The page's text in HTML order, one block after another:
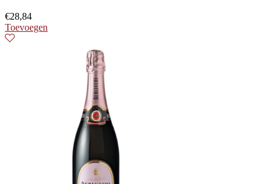
€28,84
Toevoegen